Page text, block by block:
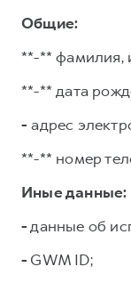
Общие:
**-** фамилия,
**-** дата
- адрес
**-** номер
Иные данные:
-данные об
- GWM ID;